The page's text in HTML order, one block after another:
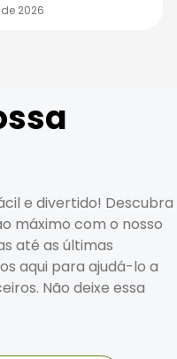
2026
e divertido! Descubra
máximo com o nosso
até as últimas
aqui para ajudá-lo a
Não deixe essa